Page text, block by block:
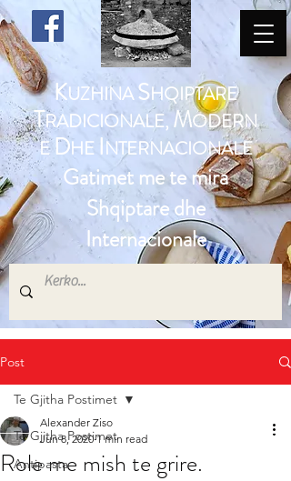
KUZHINASHQIPTARE
TRADICIONALE, MODERN
EDHE INTERNACIONALE
Gatimet me te mira
Shqiptare dhe
Internacionale
Post
Te Gjitha Postimet
Antipasta
Te Gjitha Postimet
Role me mish te grire.
Alexander Ziso
Jun 8, 2020 1 min read